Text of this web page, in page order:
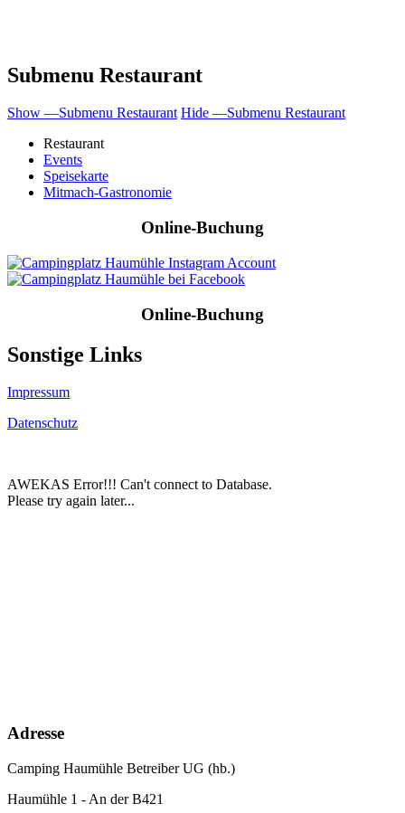
Submenu Restaurant
Show —Submenu Restaurant Hide —Submenu Restaurant
Restaurant
Events
Speisekarte
Mitmach-Gastronomie
Online-Buchung
Online-Buchung
Sonstige Links
Impressum
Datenschutz
Adresse
Camping Haumühle Betreiber UG (hb.)
Haumühle 1 - An der B421